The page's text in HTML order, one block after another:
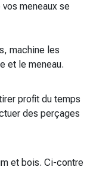
meneaux se
machine les
et le meneau.
profit du temps
des perçages
et bois. Ci-contre